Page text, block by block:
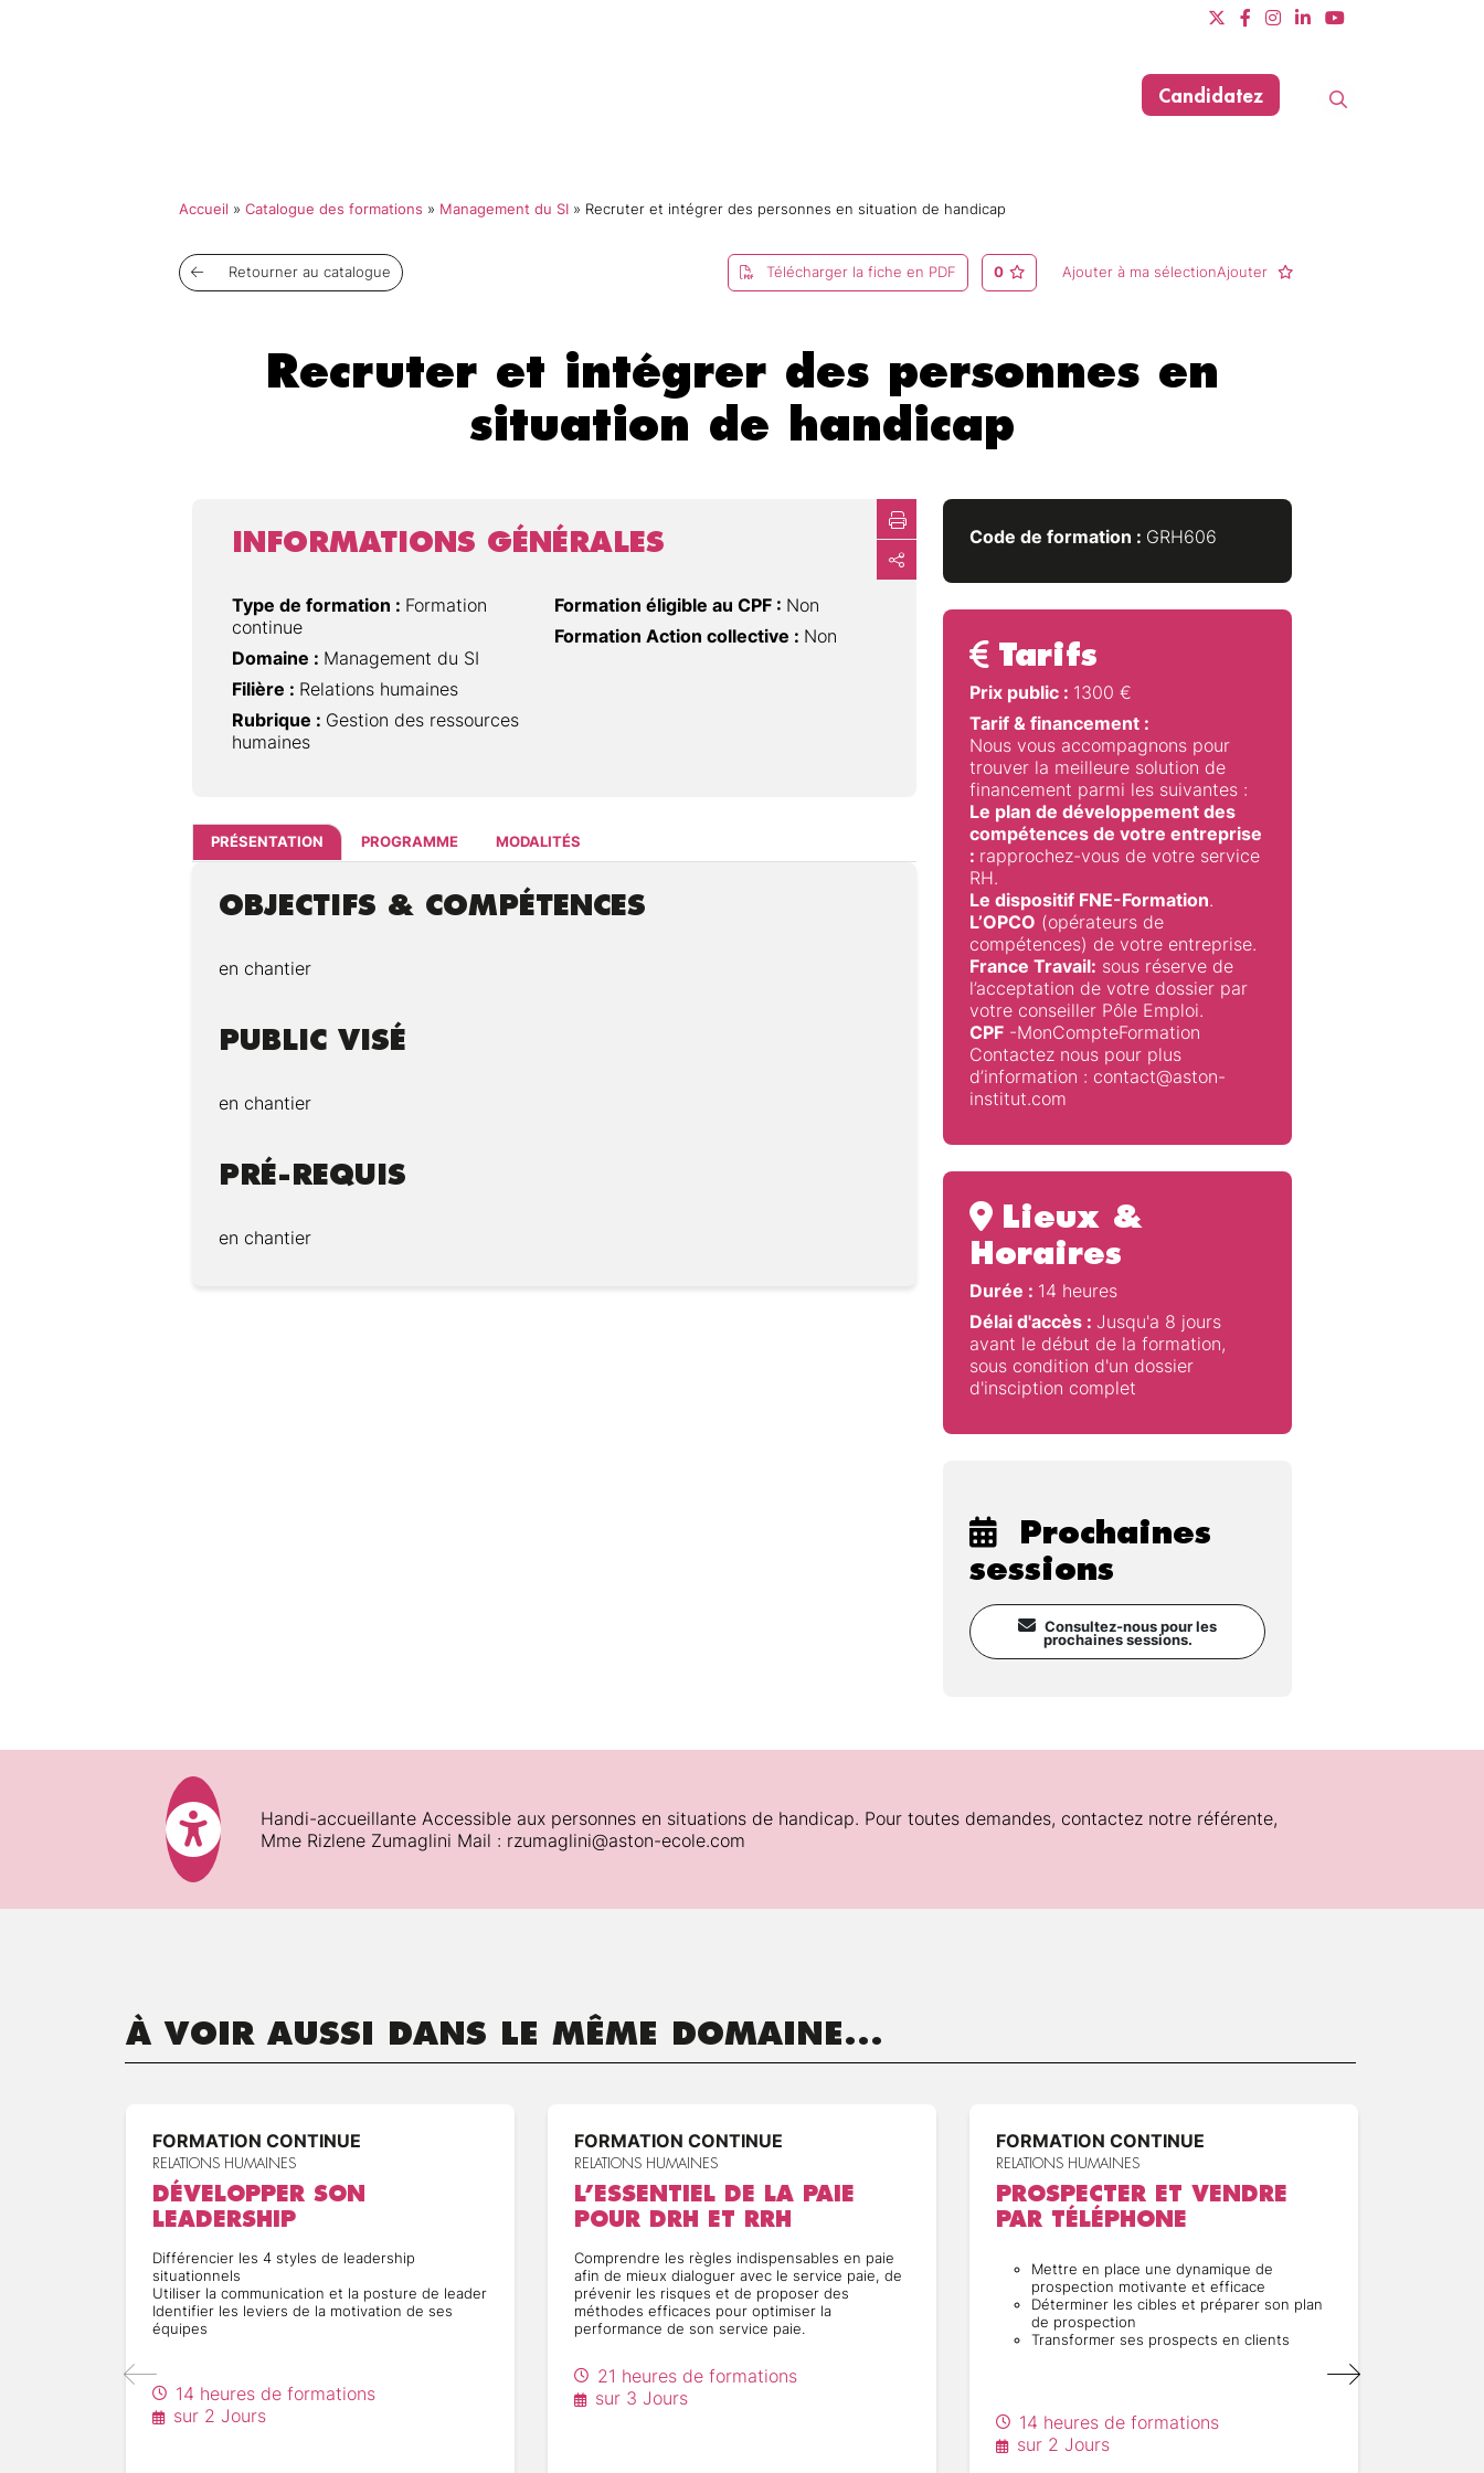
Candidatez
Accueil » Catalogue des formations » Management du SI » Recruter et intégrer des personnes en situation de handicap
Retourner au catalogue Télécharger la fiche en PDF 0 Ajouter à ma sélectionAjouter
Recruter et intégrer des personnes en
situation de handicap
INFORMATIONS GÉNÉRALES
Type de formation : Formation
continue
Domaine : Management du SI
Filière : Relations humaines
Rubrique : Gestion des ressources
humaines
Formation éligible au CPF : Non
Formation Action collective : Non
PRÉSENTATION PROGRAMME MODALITÉS
OBJECTIFS & COMPÉTENCES
en chantier
PUBLIC VISÉ
en chantier
PRÉ-REQUIS
en chantier
Code de formation : GRH606
Tarifs
Prix public : 1300 €
Tarif & financement :
Nous vous accompagnons pour
trouver la meilleure solution de
financement parmi les suivantes :
Le plan de développement des
compétences de votre entreprise
: rapprochez-vous de votre service
RH.
Le dispositif FNE-Formation.
L’OPCO (opérateurs de
compétences) de votre entreprise.
France Travail: sous réserve de
l’acceptation de votre dossier par
votre conseiller Pôle Emploi.
CPF -MonCompteFormation
Contactez nous pour plus
d’information : contact@aston-
institut.com
Lieux &
Horaires
Durée : 14 heures
Délai d'accès : Jusqu'a 8 jours
avant le début de la formation,
sous condition d'un dossier
d'insciption complet
Prochaines
sessions
Consultez-nous pour les
prochaines sessions.
Handi-accueillante Accessible aux personnes en situations de handicap. Pour toutes demandes, contactez notre référente,
Mme Rizlene Zumaglini Mail : rzumaglini@aston-ecole.com
À VOIR AUSSI DANS LE MÊME DOMAINE...
FORMATION CONTINUE
RELATIONS HUMAINES
DÉVELOPPER SON
LEADERSHIP
Différencier les 4 styles de leadership
situationnels
Utiliser la communication et la posture de leader
Identifier les leviers de la motivation de ses
équipes
14 heures de formations
sur 2 Jours
FORMATION CONTINUE
RELATIONS HUMAINES
L’ESSENTIEL DE LA PAIE
POUR DRH ET RRH
Comprendre les règles indispensables en paie
afin de mieux dialoguer avec le service paie, de
prévenir les risques et de proposer des
méthodes efficaces pour optimiser la
performance de son service paie.
21 heures de formations
sur 3 Jours
FORMATION CONTINUE
RELATIONS HUMAINES
PROSPECTER ET VENDRE
PAR TÉLÉPHONE
Mettre en place une dynamique de
prospection motivante et efficace
Déterminer les cibles et préparer son plan
de prospection
Transformer ses prospects en clients
14 heures de formations
sur 2 Jours